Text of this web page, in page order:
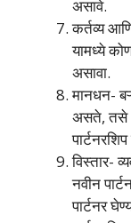
असावे.
कर्तव्य
यामध्ये
असावा.
मानधन-
असते, तसे
विस्तार-
नवीन
पार्टनर